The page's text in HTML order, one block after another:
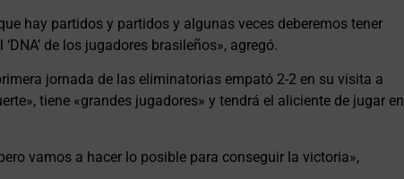
hay partidos y partidos y algunas veces deberemos tener
de los jugadores brasileños», agregó.
jornada de las eliminatorias empató 2-2 en su visita a
tiene «grandes jugadores» y tendrá el aliciente de jugar en
vamos a hacer lo posible para conseguir la victoria»,